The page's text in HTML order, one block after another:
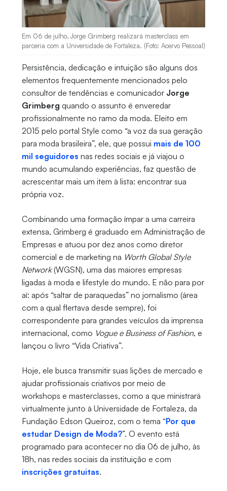
Em 06 de julho, Jorge Grimberg realizará masterclass em
parceria com a Universidade de Fortaleza. (Foto: Acervo Pessoal)
Persistência, dedicação e intuição são alguns dos
elementos frequentemente mencionados pelo
consultor de tendências e comunicador Jorge
Grimberg quando o assunto é enveredar
profissionalmente no ramo da moda. Eleito em
2015 pelo portal Style como “a voz da sua geração
para moda brasileira”, ele, que possui mais de 100
mil seguidores nas redes sociais e já viajou o
mundo acumulando experiências, faz questão de
acrescentar mais um item à lista: encontrar sua
própria voz.
Combinando uma formação ímpar a uma carreira
extensa, Grimberg é graduado em Administração de
Empresas e atuou por dez anos como diretor
comercial e de marketing na Worth Global Style
Network(WGSN), uma das maiores empresas
ligadas à moda e lifestyle do mundo. E não para por
aí: após “saltar de paraquedas” no jornalismo (área
com a qual flertava desde sempre), foi
correspondente para grandes veículos da imprensa
internacional, como Vogue e Business of Fashion, e
lançou o livro “Vida Criativa”.
Hoje, ele busca transmitir suas lições de mercado e
ajudar profissionais criativos por meio de
workshops e masterclasses, como a que ministrará
virtualmente junto à Universidade de Fortaleza, da
Fundação Edson Queiroz, com o tema “Por que
estudar Design de Moda?”. O evento está
programado para acontecer no dia 06 de julho, às
18h, nas redes sociais da instituição e com
inscrições gratuitas.